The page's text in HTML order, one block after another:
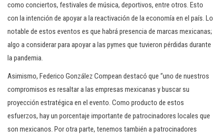
como conciertos, festivales de música, deportivos, entre otros. Esto
con la intención de apoyar a la reactivación de la economía en el país. Lo
notable de estos eventos es que habrá presencia de marcas mexicanas;
algo a considerar para apoyar a las pymes que tuvieron pérdidas durante
la pandemia.
Asimismo, Federico González Compean destacó que “uno de nuestros
compromisos es resaltar a las empresas mexicanas y buscar su
proyección estratégica en el evento. Como producto de estos
esfuerzos, hay un porcentaje importante de patrocinadores locales que
son mexicanos. Por otra parte, tenemos también a patrocinadores